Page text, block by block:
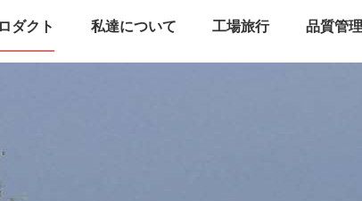
ダクト 私達について 工場旅行 品質管理